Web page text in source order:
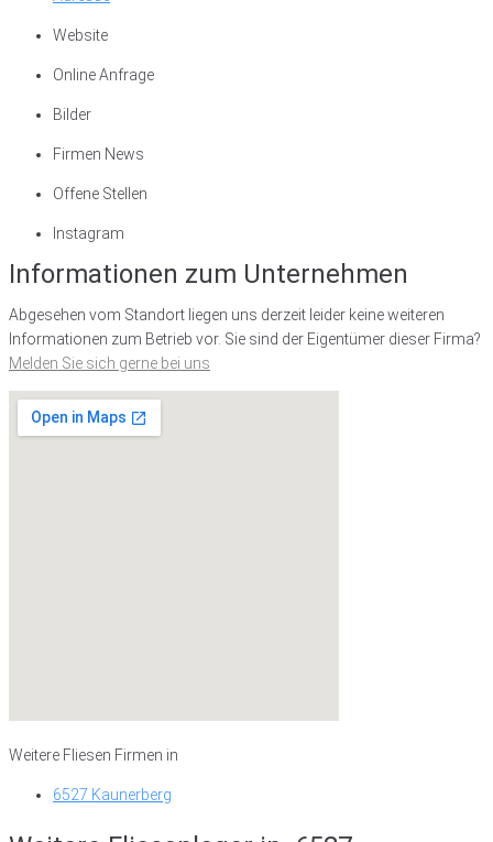
Website
Online Anfrage
Bilder
Firmen News
Offene Stellen
Instagram
Informationen zum Unternehmen
Abgesehen vom Standort liegen uns derzeit leider keine weiteren
Informationen zum Betrieb vor. Sie sind der Eigentümer dieser Firma?
Melden Sie sich gerne bei uns
Weitere Fliesen Firmen in
6527 Kaunerberg